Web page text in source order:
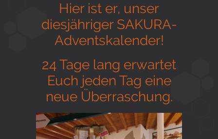
Gesunde Ernährungsberatung
Hier ist er, unser
diesjähriger SAKURA-
Adventskalender!
24 Tage lang erwartet
Euch jeden Tag eine
neue Überraschung.